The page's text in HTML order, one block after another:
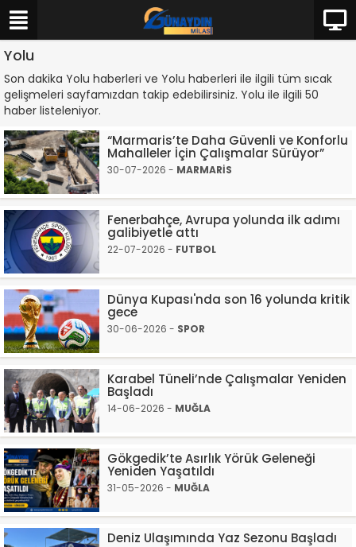
Yolu
Son dakika Yolu haberleri ve Yolu haberleri ile ilgili tüm sıcak
gelişmeleri sayfamızdan takip edebilirsiniz. Yolu ile ilgili 50
haber listeleniyor.
“Marmaris’te Daha Güvenli ve Konforlu
Mahalleler İçin Çalışmalar Sürüyor”
30-07-2026 - MARMARİS
Fenerbahçe, Avrupa yolunda ilk adımı
galibiyetle attı
22-07-2026 - FUTBOL
Dünya Kupası'nda son 16 yolunda kritik
gece
30-06-2026 - SPOR
Karabel Tüneli’nde Çalışmalar Yeniden
Başladı
14-06-2026 - MUĞLA
Gökgedik’te Asırlık Yörük Geleneği
Yeniden Yaşatıldı
31-05-2026 - MUĞLA
Deniz Ulaşımında Yaz Sezonu Başladı